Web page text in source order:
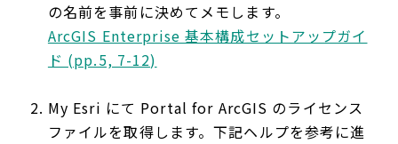
の名前を事前に決めてメモします。
ArcGIS Enterprise 基本構成セットアップガイ
ド (pp.5, 7-12)
My Esri にて Portal for ArcGIS のライセンス
ファイルを取得します。下記ヘルプを参考に進